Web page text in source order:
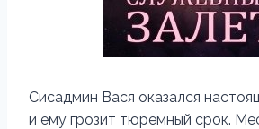
Сисадмин Вася оказался
и ему грозит тюремный срок.